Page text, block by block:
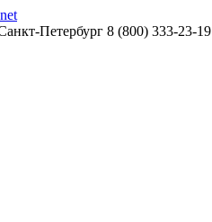
Петербург 8 (800) 333-23-19